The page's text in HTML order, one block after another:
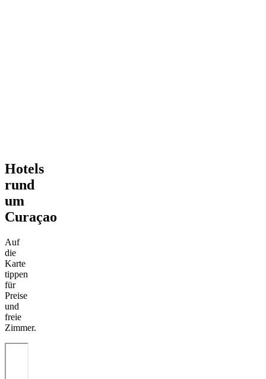
Hotels
rund
um
Curaçao
Auf
die
Karte
tippen
für
Preise
und
freie
Zimmer.